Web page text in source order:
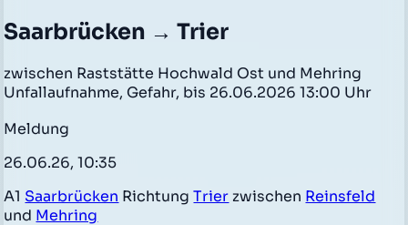
Saarbrücken → Trier
zwischen Raststätte Hochwald Ost und Mehring
Unfallaufnahme, Gefahr, bis 26.06.2026 13:00 Uhr
Meldung
26.06.26, 10:35
A1 Saarbrücken RichtungTrier zwischen Reinsfeld
und Mehring